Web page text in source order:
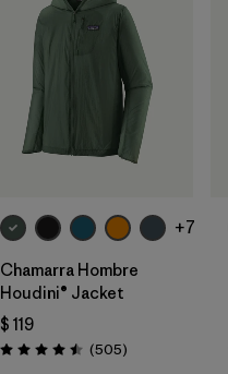
+7
Chamarra Hombre
Houdini® Jacket
$ 119
Valoración: 4.5 / 5
(505Comentarios
)